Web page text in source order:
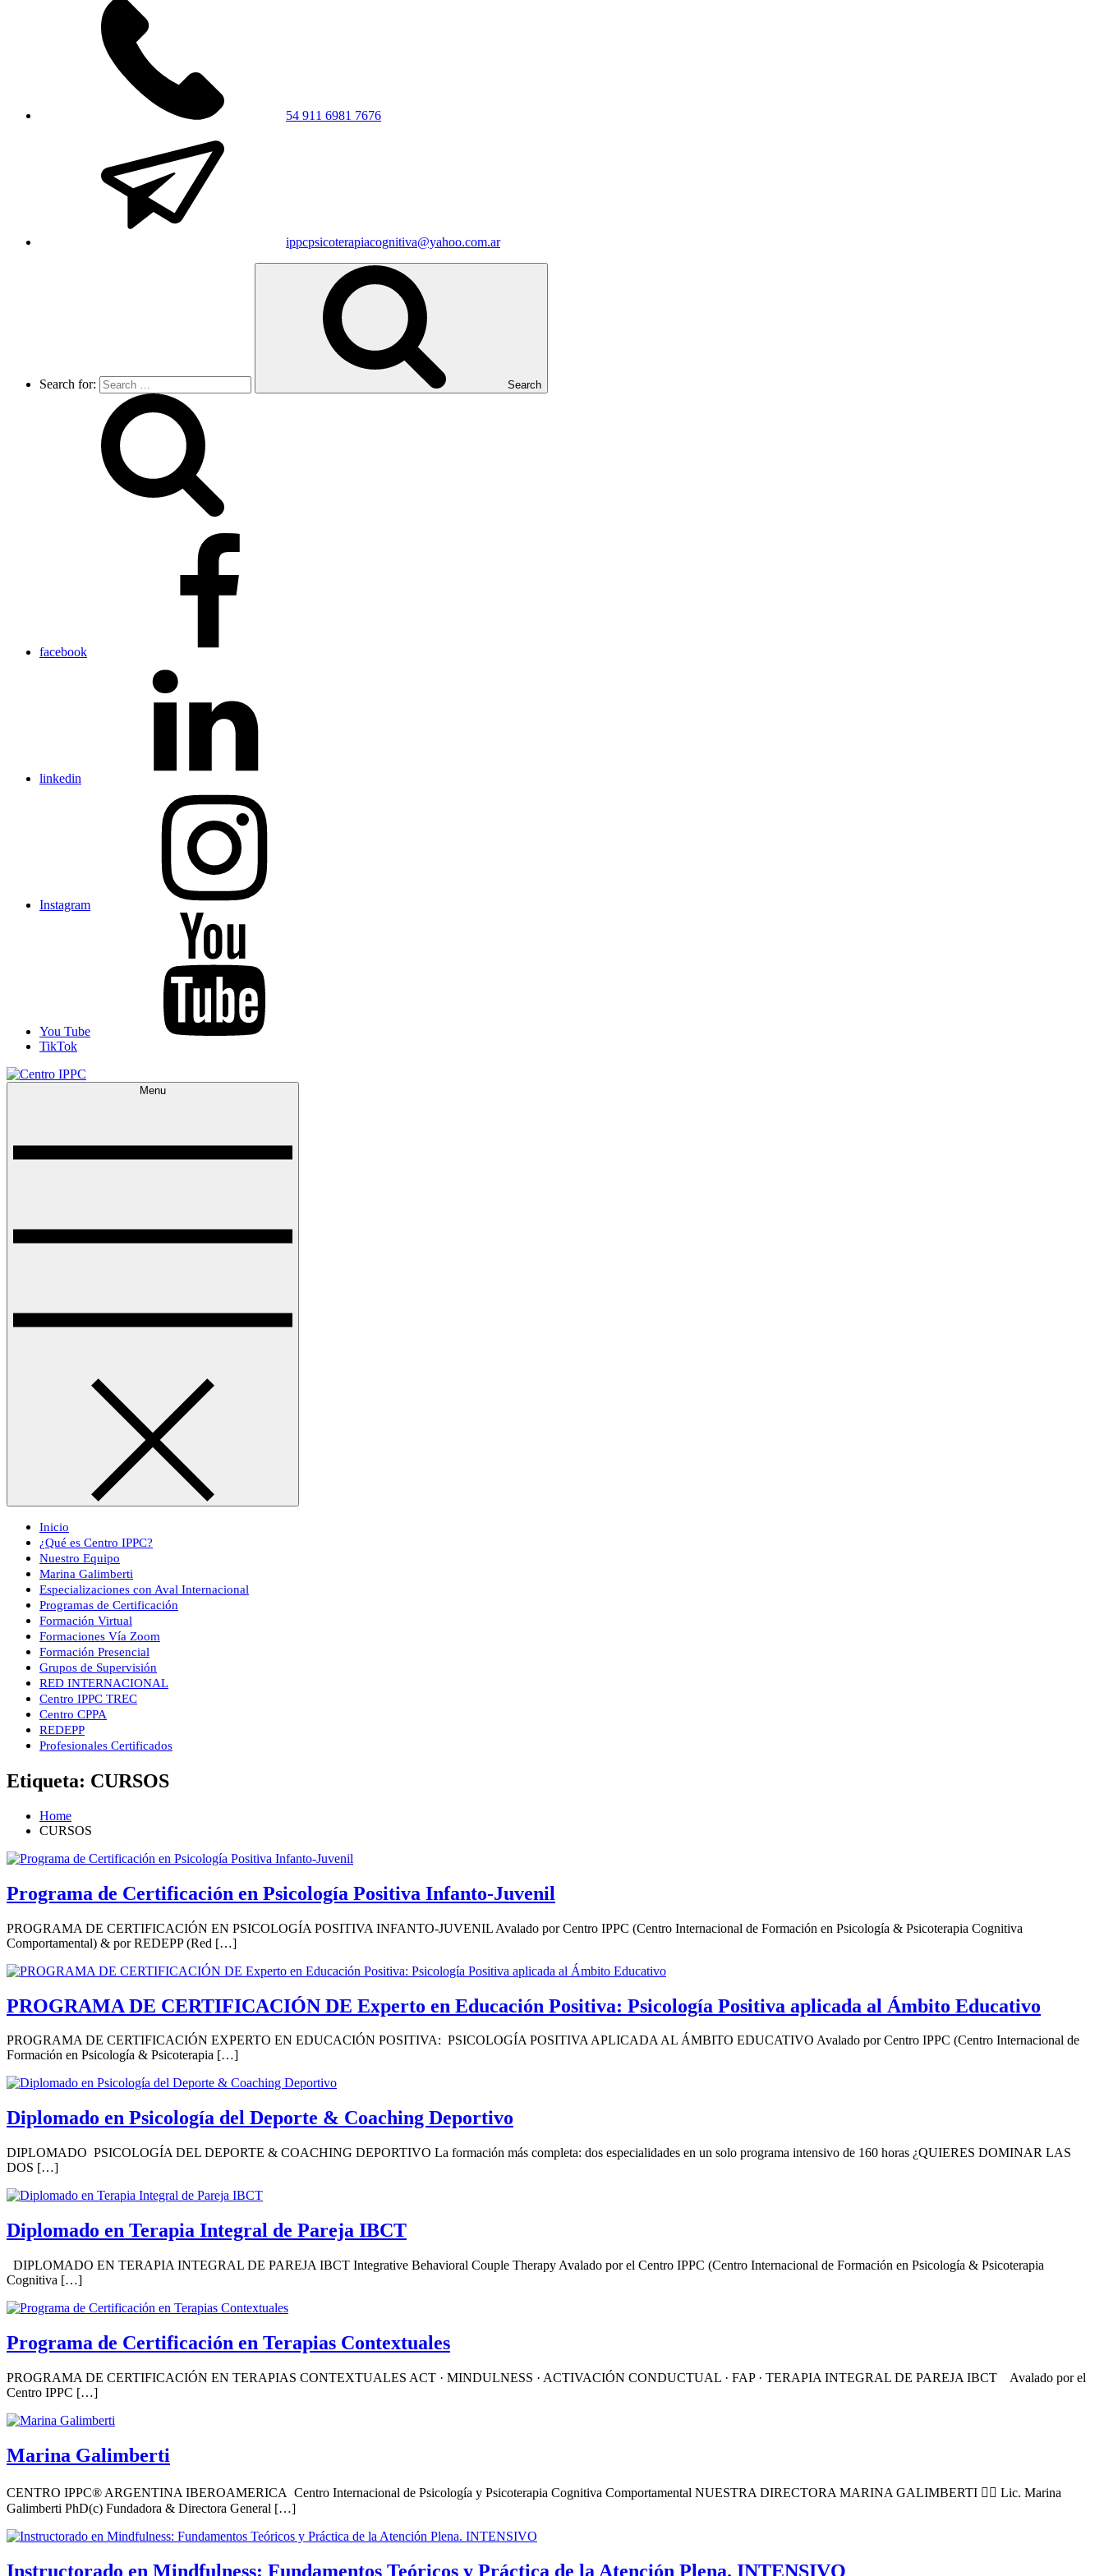
54 911 6981 7676
ippcpsicoterapiacognitiva@yahoo.com.ar
Search for: Search
facebook
linkedin
Instagram
You Tube
TikTok
Menu
Inicio
¿Qué es Centro IPPC?
Nuestro Equipo
Marina Galimberti
Especializaciones con Aval Internacional
Programas de Certificación
Formación Virtual
Formaciones Vía Zoom
Formación Presencial
Grupos de Supervisión
RED INTERNACIONAL
Centro IPPC TREC
Centro CPPA
REDEPP
Profesionales Certificados
Etiqueta: CURSOS
Home
CURSOS
Programa de Certificación en Psicología Positiva Infanto-Juvenil
PROGRAMA DE CERTIFICACIÓN EN PSICOLOGÍA POSITIVA INFANTO-JUVENIL Avalado por Centro IPPC (Centro Internacional de Formación en Psicología & Psicoterapia Cognitiva
Comportamental) & por REDEPP (Red […]
PROGRAMA DE CERTIFICACIÓN DE Experto en Educación Positiva: Psicología Positiva aplicada al Ámbito Educativo
PROGRAMA DE CERTIFICACIÓN EXPERTO EN EDUCACIÓN POSITIVA: PSICOLOGÍA POSITIVA APLICADA AL ÁMBITO EDUCATIVO Avalado por Centro IPPC (Centro Internacional de
Formación en Psicología & Psicoterapia […]
Diplomado en Psicología del Deporte & Coaching Deportivo
DIPLOMADO PSICOLOGÍA DEL DEPORTE & COACHING DEPORTIVO La formación más completa: dos especialidades en un solo programa intensivo de 160 horas ¿QUIERES DOMINAR LAS
DOS […]
Diplomado en Terapia Integral de Pareja IBCT
DIPLOMADO EN TERAPIA INTEGRAL DE PAREJA IBCT Integrative Behavioral Couple Therapy Avalado por el Centro IPPC (Centro Internacional de Formación en Psicología & Psicoterapia
Cognitiva […]
Programa de Certificación en Terapias Contextuales
PROGRAMA DE CERTIFICACIÓN EN TERAPIAS CONTEXTUALES ACT · MINDULNESS · ACTIVACIÓN CONDUCTUAL · FAP · TERAPIA INTEGRAL DE PAREJA IBCT Avalado por el
Centro IPPC […]
Marina Galimberti
CENTRO IPPC® ARGENTINA IBEROAMERICA Centro Internacional de Psicología y Psicoterapia Cognitiva Comportamental NUESTRA DIRECTORA MARINA GALIMBERTI 👩‍⚕️ Lic. Marina
Galimberti PhD(c) Fundadora & Directora General […]
Instructorado en Mindfulness: Fundamentos Teóricos y Práctica de la Atención Plena. INTENSIVO